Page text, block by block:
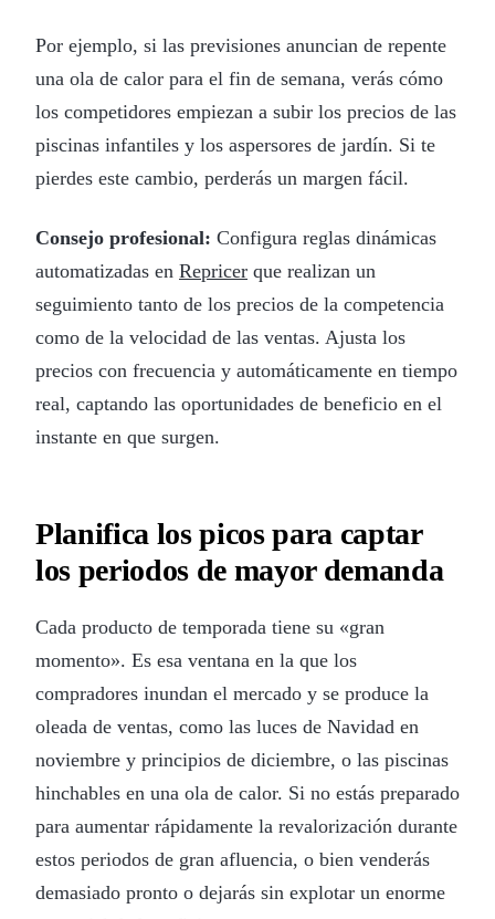
Por ejemplo, si las previsiones anuncian de repente
una ola de calor para el fin de semana, verás cómo
los competidores empiezan a subir los precios de las
piscinas infantiles y los aspersores de jardín. Si te
pierdes este cambio, perderás un margen fácil.
Consejo profesional: Configura reglas dinámicas
automatizadas en Repricer que realizan un
seguimiento tanto de los precios de la competencia
como de la velocidad de las ventas. Ajusta los
precios con frecuencia y automáticamente en tiempo
real, captando las oportunidades de beneficio en el
instante en que surgen.
Planifica los picos para captar
los periodos de mayor demanda
Cada producto de temporada tiene su «gran
momento». Es esa ventana en la que los
compradores inundan el mercado y se produce la
oleada de ventas, como las luces de Navidad en
noviembre y principios de diciembre, o las piscinas
hinchables en una ola de calor. Si no estás preparado
para aumentar rápidamente la revalorización durante
estos periodos de gran afluencia, o bien venderás
demasiado pronto o dejarás sin explotar un enorme